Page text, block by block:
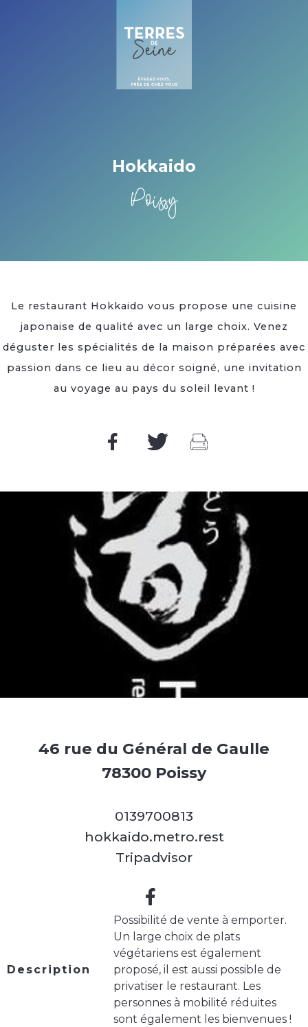
Hokkaido
Poissy
Le restaurant Hokkaido vous propose une cuisine
japonaise de qualité avec un large choix. Venez
déguster les spécialités de la maison préparées avec
passion dans ce lieu au décor soigné, une invitation
au voyage au pays du soleil levant !
46 rue du Général de Gaulle
78300 Poissy
0139700813
hokkaido.metro.rest
Tripadvisor
Description
Possibilité de vente à emporter.
Un large choix de plats
végétariens est également
proposé, il est aussi possible de
privatiser le restaurant. Les
personnes à mobilité réduites
sont également les bienvenues !